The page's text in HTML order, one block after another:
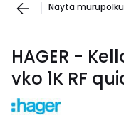
Näytä murupolku
HAGER -
vko 1K RF